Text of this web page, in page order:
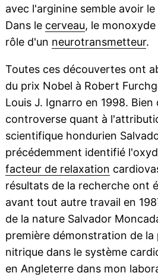
avec l'arginine semble avoir
Dans le cerveau, le
rôle d'un neurotransmetteur.
Toutes ces découvertes ont
du prix Nobel à Robert
Louis J. Ignarro en 1998. Bien
controverse quant à
scientifique hondurien
précédemment identifié
facteur de relaxation
résultats de la recherche ont
avant tout autre travail en
de la nature Salvador
première démonstration de
nitrique dans le système
en Angleterre dans mon